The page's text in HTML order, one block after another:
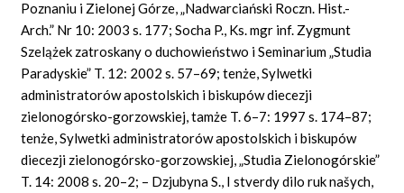
Poznaniu i Zielonej Górze, „Nadwarciański Roczn. Hist.-
Arch.” Nr 10: 2003 s. 177; Socha P., Ks. mgr inf. Zygmunt
Szelążek zatroskany o duchowieństwo i Seminarium „Studia
Paradyskie” T. 12: 2002 s. 57–69; tenże, Sylwetki
administratorów apostolskich i biskupów diecezji
zielonogórsko-gorzowskiej, tamże T. 6–7: 1997 s. 174–87;
tenże, Sylwetki administratorów apostolskich i biskupów
diecezji zielonogórsko-gorzowskiej, „Studia Zielonogórskie”
T. 14: 2008 s. 20–2; – Dzjubyna S., I stverdy dilo ruk našych,